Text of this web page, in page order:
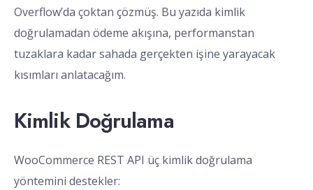
Overflow’da çoktan çözmüş. Bu yazıda kimlik
doğrulamadan ödeme akışına, performanstan
tuzaklara kadar sahada gerçekten işine yarayacak
kısımları anlatacağım.
Kimlik Doğrulama
WooCommerce REST API üç kimlik doğrulama
yöntemini destekler: